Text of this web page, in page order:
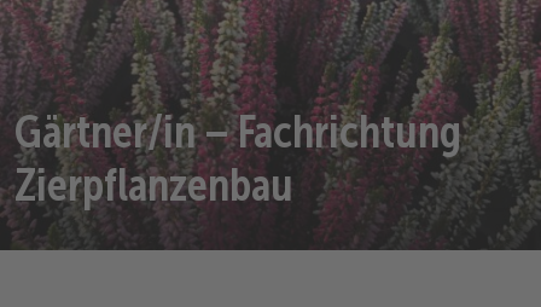
Gärtner/in – Fachrichtung
Zierpflanzenbau